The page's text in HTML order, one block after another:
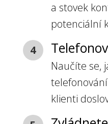
a stovek
potenciální
4
Naučíte se,
klienti